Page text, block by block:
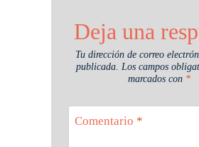
Deja una
Tu dirección de correo
publicada. Los campos
marcados con *
Comentario *